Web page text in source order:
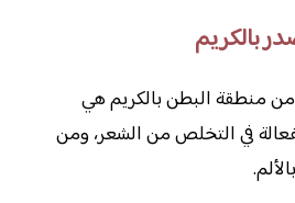
بالكريم
من منطقة البطن بالكريم هي
في التخلص من الشعر، ومن